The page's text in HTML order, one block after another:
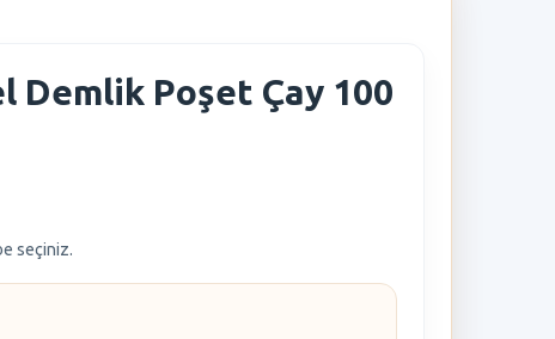
Demlik Poşet Çay 100
seçiniz.